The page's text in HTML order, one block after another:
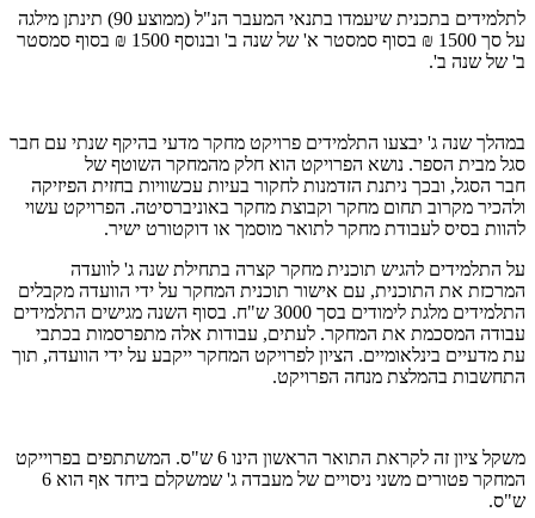
לתלמידים בתכנית שיעמדו בתנאי המעבר הנ"ל (ממוצע 90) תינתן מילגה
על סך 1500 ₪ בסוף סמסטר א' של שנה ב' ובנוסף 1500 ₪ בסוף סמסטר
ב' של שנה ב'.
במהלך שנה ג' יבצעו התלמידים פרויקט מחקר מדעי בהיקף שנתי עם חבר
סגל מבית הספר. נושא הפרויקט הוא חלק מהמחקר השוטף של
חבר הסגל, ובכך ניתנת הזדמנות לחקור בעיות עכשוויות בחזית הפיזיקה
ולהכיר מקרוב תחום מחקר וקבוצת מחקר באוניברסיטה. הפרויקט עשוי
להוות בסיס לעבודת מחקר לתואר מוסמך או דוקטורט ישיר.
על התלמידים להגיש תוכנית מחקר קצרה בתחילת שנה ג' לוועדה
המרכזת את התוכנית, עם אישור תוכנית המחקר על ידי הוועדה מקבלים
התלמידים מלגת לימודים בסך 3000 ש"ח. בסוף השנה מגישים התלמידים
עבודה המסכמת את המחקר. לעתים, עבודות אלה מתפרסמות בכתבי
עת מדעיים בינלאומיים. הציון לפרויקט המחקר ייקבע על ידי הוועדה, תוך
התחשבות בהמלצת מנחה הפרויקט.
משקל ציון זה לקראת התואר הראשון הינו 6 ש"ס. המשתתפים בפרוייקט
המחקר פטורים משני ניסויים של מעבדה ג' שמשקלם ביחד אף הוא 6
ש"ס.